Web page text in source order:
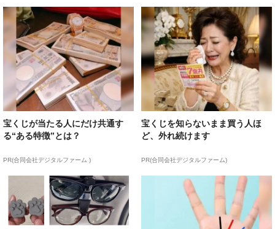
宝くじが当たる人にだけ共通す
る“ある特徴”とは？
PR(合同会社デジタルファーム )
宝くじを知らないまま買う人ほ
ど、外れ続けます
PR(合同会社デジタルファーム)